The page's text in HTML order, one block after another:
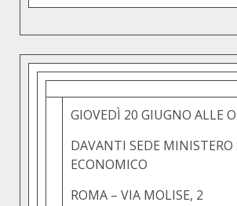
GIOVEDÌ 20 GIUGNO ALLE
DAVANTI SEDE MINISTERO
ECONOMICO
ROMA – VIA MOLISE, 2